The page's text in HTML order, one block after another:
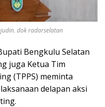
dok radarselatan
Bengkulu Selatan
juga Ketua Tim
(TPPS) meminta
delapan aksi